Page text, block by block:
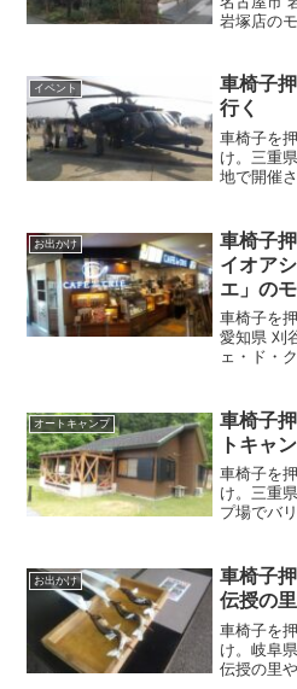
岩塚店の
イベント
車椅子
行く
車椅子を
け。三重
地で開催
お出かけ
車椅子
イオア
エ」の
車椅子を
愛知県 刈
ェ・ド・
オートキャンプ
車椅子
トキャ
車椅子を
け。三重
プ場でバ
お出かけ
車椅子
伝授の
車椅子を
け。岐阜
伝授の里